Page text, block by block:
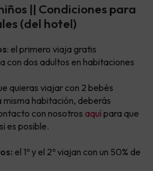
|| Condiciones para
(del hotel)
: el primero viaja gratis
con dos adultos en habitaciones
quieras viajar con 2 bebés
misma habitación, deberás
con nosotros aquípara que
es posible.
el 1º y el 2º viajan con un 50% de